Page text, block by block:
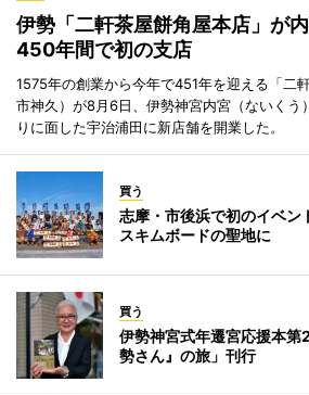
伊勢「二軒茶屋餅角屋本店」が
450年間で初の支店
1575年の創業から今年で451年を迎える「二
市神久）が8月6日、伊勢神宮内宮（ないくう
りに面した宇治浦田に新店舗を開業した。
買う
志摩・市後浜で初のイベ
スキムボードの聖地に
買う
伊勢神宮式年遷宮応援本
勢さん』の旅」刊行